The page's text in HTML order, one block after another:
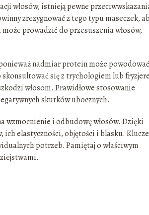
włosów, istnieją pewne
zrezygnować z tego typu maseczek,
prowadzić do przesuszenia włosów,
nadmiar protein może
się z trychologiem lub
włosom. Prawidłowe stosowanie
skutków ubocznych.
wzmocnienie i odbudowę włosów. Dzięki
ich elastyczności, objętości i blasku.
potrzeb. Pamiętaj o właściwym